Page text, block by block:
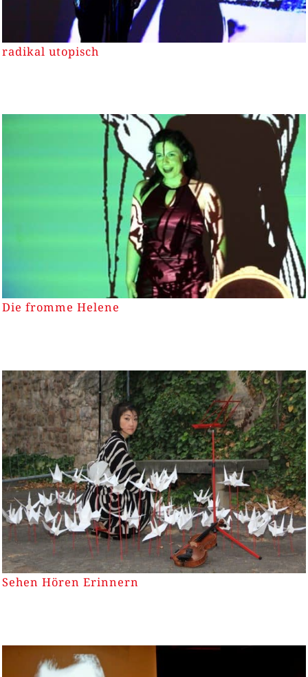
radikal utopisch
Die fromme Helene
Sehen Hören Erinnern